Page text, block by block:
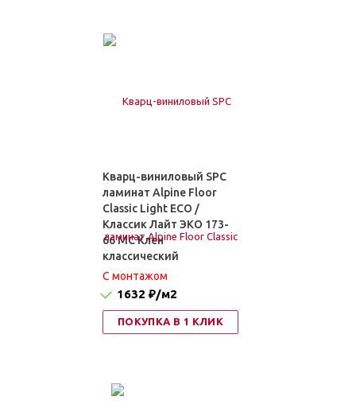
Кварц-виниловый SPC
ламинат Alpine Floor
Classic Light ECO /
Классик Лайт ЭКО 173-
66 MC Клен
классический
C монтажом
1632 ₽/м2
ПОКУПКА В 1 КЛИК